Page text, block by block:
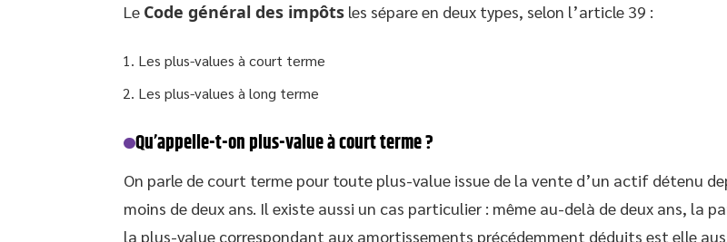
Le Code général des impôts les sépare en deux types, selon l’article 39 :
Les plus-values à court terme
Les plus-values à long terme
Qu’appelle-t-on plus-value à court terme ?
On parle de court terme pour toute plus-value issue de la vente d’un actif détenu
moins de deux ans. Il existe aussi un cas particulier : même au-delà de deux ans, la
la plus-value correspondant aux amortissements précédemment déduits est elle